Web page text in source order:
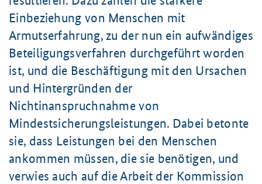
Einbeziehung von Menschen mit
Armutserfahrung, zu der nun ein aufwändiges
Beteiligungsverfahren durchgeführt worden
ist, und die Beschäftigung mit den Ursachen
und Hintergründen der
Nichtinanspruchnahme von
Mindestsicherungsleistungen. Dabei betonte
sie, dass Leistungen bei den Menschen
ankommen müssen, die sie benötigen, und
verwies auch auf die Arbeit der Kommission